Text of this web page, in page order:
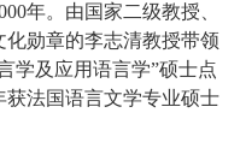
年。由国家二级教授、
勋章的李志清教授带领
学及应用语言学”硕士点
获法国语言文学专业硕士